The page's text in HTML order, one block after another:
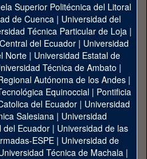
Superior Politécnica del Litoral
de Cuenca| Universidad del
Técnica Particular de Loja|
del Ecuador| Universidad
Norte | Universidad Estatal de
Técnica de Ambato |
Autónoma de los Andes|
Equinoccial| Pontificia
del Ecuador | Universidad
Salesiana | Universidad
del Ecuador | Universidad de las
ESPE | Universidad de
Técnica de Machala|